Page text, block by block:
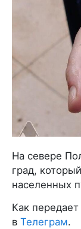
На севере
град,
населенных
Как передает
в Телеграм.